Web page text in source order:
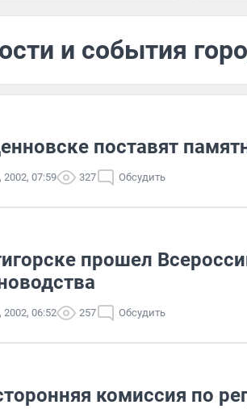
и события
поставят
2002, 07:59 327 Обсудить
прошел
2002, 06:52 257 Обсудить
комиссия по